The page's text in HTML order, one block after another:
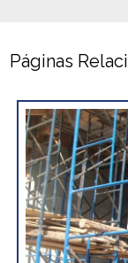
Páginas